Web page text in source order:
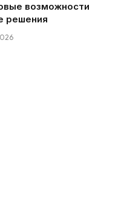
возможности
решения